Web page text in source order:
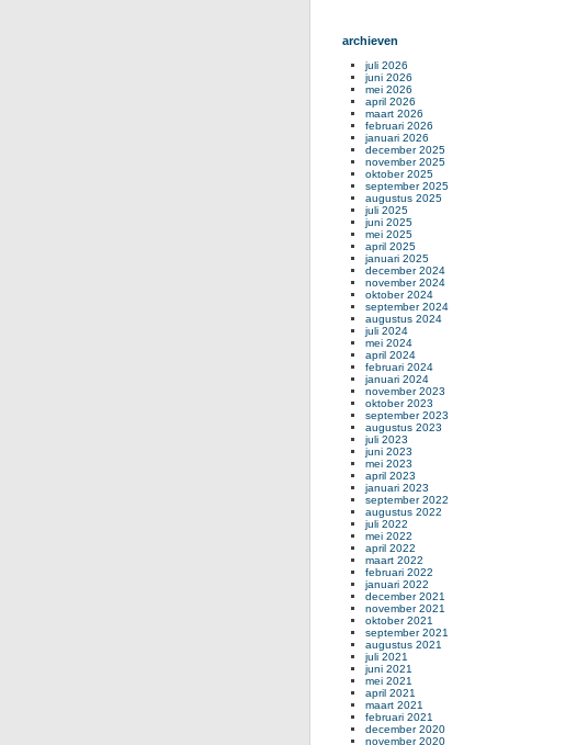
archieven
juli 2026
juni 2026
mei 2026
april 2026
maart 2026
februari 2026
januari 2026
december 2025
november 2025
oktober 2025
september 2025
augustus 2025
juli 2025
juni 2025
mei 2025
april 2025
januari 2025
december 2024
november 2024
oktober 2024
september 2024
augustus 2024
juli 2024
mei 2024
april 2024
februari 2024
januari 2024
november 2023
oktober 2023
september 2023
augustus 2023
juli 2023
juni 2023
mei 2023
april 2023
januari 2023
september 2022
augustus 2022
juli 2022
mei 2022
april 2022
maart 2022
februari 2022
januari 2022
december 2021
november 2021
oktober 2021
september 2021
augustus 2021
juli 2021
juni 2021
mei 2021
april 2021
maart 2021
februari 2021
december 2020
november 2020